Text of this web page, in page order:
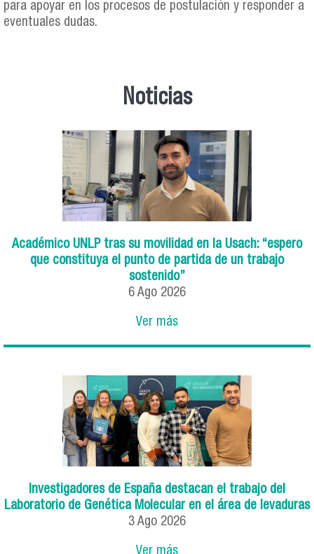
para apoyar en los procesos de postulación y responder a
eventuales dudas.
Noticias
Académico UNLP tras su movilidad en la Usach: “espero
que constituya el punto de partida de un trabajo
sostenido”
6 Ago 2026
Ver más
Investigadores de España destacan el trabajo del
Laboratorio de Genética Molecular en el área de levaduras
3 Ago 2026